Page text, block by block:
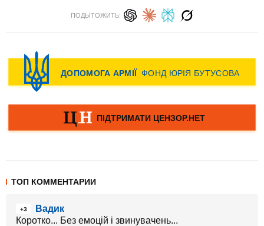
ПОДЫТОЖИТЬ:
ТОП КОММЕНТАРИИ
+3
Вадик
Коротко... Без емоцій і звинувачень...